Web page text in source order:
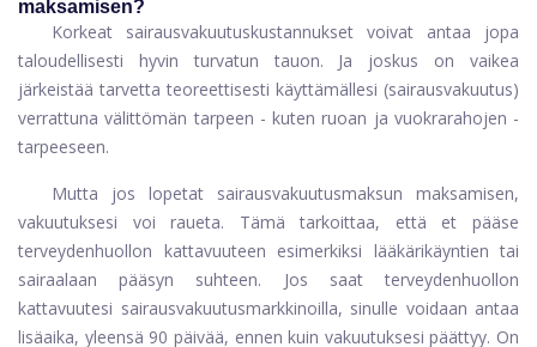
maksamisen?
Korkeat sairausvakuutuskustannukset voivat antaa jopa
taloudellisesti hyvin turvatun tauon. Ja joskus on vaikea
järkeistää tarvetta teoreettisesti käyttämällesi (sairausvakuutus)
verrattuna välittömän tarpeen - kuten ruoan ja vuokrarahojen -
tarpeeseen.
Mutta jos lopetat sairausvakuutusmaksun maksamisen,
vakuutuksesi voi raueta. Tämä tarkoittaa, että et pääse
terveydenhuollon kattavuuteen esimerkiksi lääkärikäyntien tai
sairaalaan pääsyn suhteen. Jos saat terveydenhuollon
kattavuutesi sairausvakuutusmarkkinoilla, sinulle voidaan antaa
lisäaika, yleensä 90 päivää, ennen kuin vakuutuksesi päättyy. On